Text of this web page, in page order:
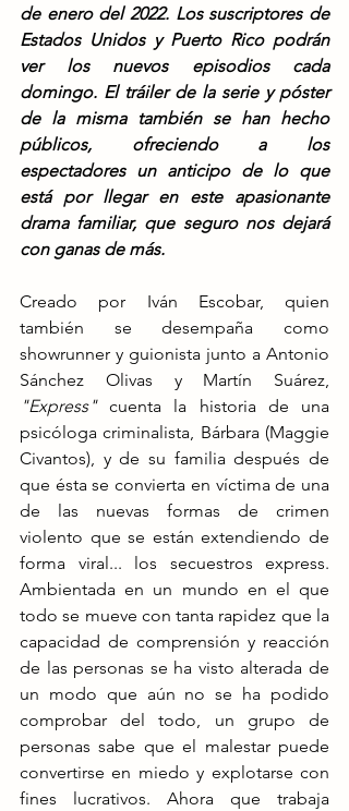
de enero del 2022. Los suscriptores de
Estados Unidos y Puerto Rico podrán
ver los nuevos episodios cada
domingo. El tráiler de la serie y póster
de la misma también se han hecho
públicos, ofreciendo a los
espectadores un anticipo de lo que
está por llegar en este apasionante
drama familiar, que seguro nos dejará
con ganas de más.
Creado por Iván Escobar, quien
también se desempaña como
showrunner y guionista junto a Antonio
"Express" cuenta la historia de una
psicóloga criminalista, Bárbara (Maggie
Civantos), y de su familia después de
que ésta se convierta en víctima de una
de las nuevas formas de crimen
violento que se están extendiendo de
forma viral... los secuestros express.
Ambientada en un mundo en el que
todo se mueve con tanta rapidez que la
capacidad de comprensión y reacción
de las personas se ha visto alterada de
un modo que aún no se ha podido
comprobar del todo, un grupo de
personas sabe que el malestar puede
convertirse en miedo y explotarse con
fines lucrativos. Ahora que trabaja